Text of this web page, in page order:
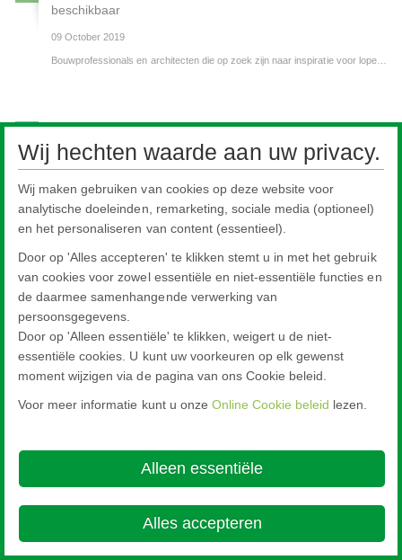
beschikbaar
09 October 2019
Bouwprofessionals en architecten die op zoek zijn naar inspiratie voor lopende en toekomstige projecten kunnen nu gebruik maken van onze nieuwe app.
start per 2 september
28 August 2019
Goed nieuws!
Vanaf 2 september worden er weer subsidies verstrekt voor isolerende verbouwingen in bestaande koopwoningen.
Vakantiesluiting gedurende zomerperiode
Pilkington Nederland aanwezig op de Dag van de Bouw in
05 June 2019
Scale-up PHYSEE behaalt de internationlae certificering
Wij hechten waarde aan uw privacy.
Wij maken gebruiken van cookies op deze website voor
analytische doeleinden, remarketing, sociale media (optioneel)
en het personaliseren van content (essentieel).
Door op 'Alles accepteren' te klikken stemt u in met het gebruik
van cookies voor zowel essentiële en niet-essentiële functies en
de daarmee samenhangende verwerking van
persoonsgegevens.
Door op 'Alleen essentiële' te klikken, weigert u de niet-
essentiële cookies. U kunt uw voorkeuren op elk gewenst
moment wijzigen via de pagina van ons Cookie beleid.
Voor meer informatie kunt u onze Online Cookie beleid lezen.
Alleen essentiële
Alles accepteren